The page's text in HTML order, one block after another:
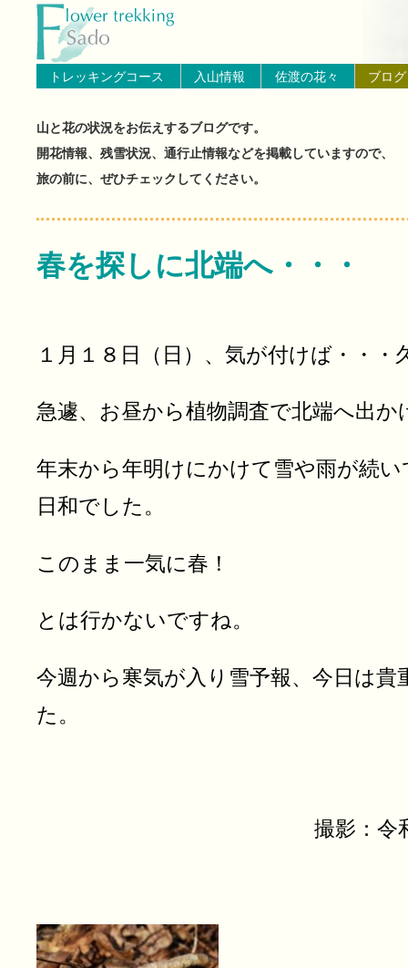
ブログ（佐渡島の山と花の状
トレッキングコース 入山情報 佐渡の花々 ブログ
山と花の状況をお伝えするブログです。
開花情報、残雪状況、通行止情報などを掲載していますので、
旅の前に、ぜひチェックしてください。
春を探しに北端へ・・・
１月１８日（日）、気が付けば・・・
急遽、お昼から植物調査で北端へ出
年末から年明けにかけて雪や雨が続
日和でした。
このまま一気に春！
とは行かないですね。
今週から寒気が入り雪予報、今日は貴
た。
撮影：令
トップページへ戻る